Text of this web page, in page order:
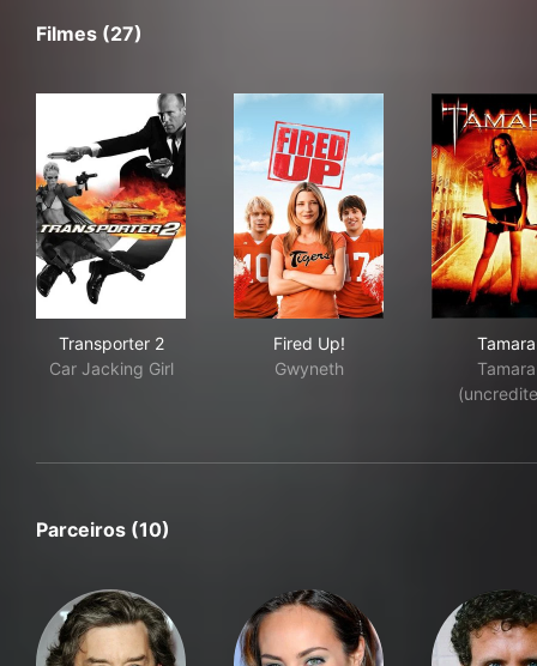
Filmes (27)
Transporter 2
Car Jacking Girl
Fired Up!
Gwyneth
Tamara
Tamara
Parceiros (10)